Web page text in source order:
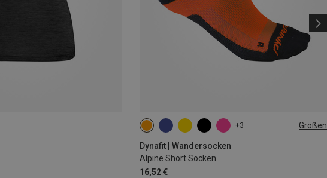
+3 Größen
Dynafit | Wandersocken
Alpine Short Socken
16,52 €
35|36|37|38 39|40|41|42